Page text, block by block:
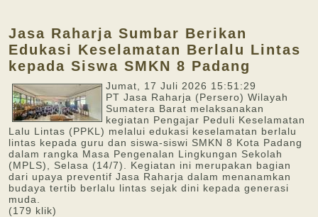
Jasa Raharja Sumbar Berikan
Edukasi Keselamatan Berlalu Lintas
kepada Siswa SMKN 8 Padang
Jumat, 17 Juli 2026 15:51:29
PT Jasa Raharja (Persero) Wilayah
Sumatera Barat melaksanakan
kegiatan Pengajar Peduli Keselamatan
Lalu Lintas (PPKL) melalui edukasi keselamatan berlalu
lintas kepada guru dan siswa-siswi SMKN 8 Kota Padang
dalam rangka Masa Pengenalan Lingkungan Sekolah
(MPLS), Selasa (14/7). Kegiatan ini merupakan bagian
dari upaya preventif Jasa Raharja dalam menanamkan
budaya tertib berlalu lintas sejak dini kepada generasi
muda.
(179 klik)